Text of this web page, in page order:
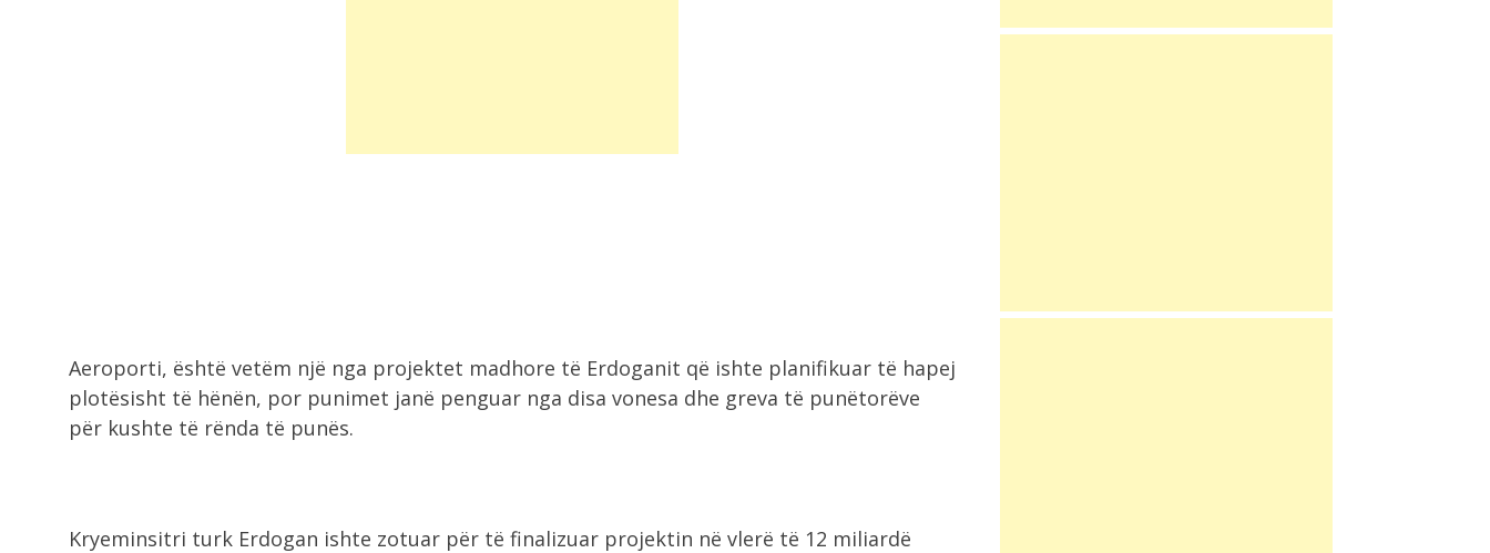
Aeroporti, është vetëm një nga projektet madhore të Erdoganit që ishte planifikuar të hapej
plotësisht të hënën, por punimet janë penguar nga disa vonesa dhe greva të punëtorëve
për kushte të rënda të punës.
Kryeminsitri turk Erdogan ishte zotuar për të finalizuar projektin në vlerë të 12 miliardë